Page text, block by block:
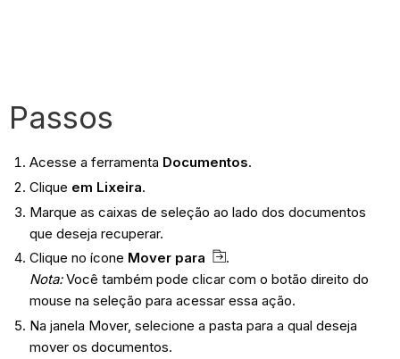
Passos
Acesse a ferramenta Documentos.
Clique em Lixeira.
Marque as caixas de seleção ao lado dos documentos
que deseja recuperar.
Clique no ícone Mover para
.
Nota:Você também pode clicar com o botão direito do
mouse na seleção para acessar essa ação.
Na janela Mover, selecione a pasta para a qual deseja
mover os documentos.